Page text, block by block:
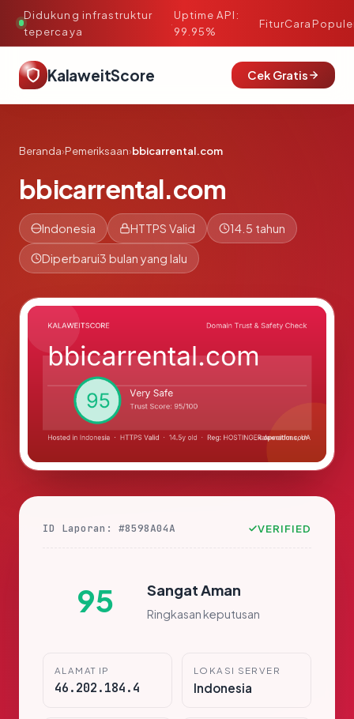
Didukung infrastruktur
tepercaya
·
Uptime API:
99.95%
FiturCara
KalaweitScore Cek Gratis
Beranda›Pemeriksaan›bbicarrental.com
bbicarrental.com
Indonesia HTTPS Valid 14.5 tahun
Diperbarui3 bulan yang lalu
ID Laporan: #8598A04A VERIFIED
95 Sangat Aman
Ringkasan keputusan
ALAMAT IP
46.202.184.4
LOKASI SERVER
Indonesia